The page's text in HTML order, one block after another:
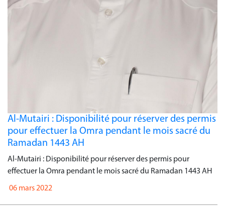
Al-Mutairi : Disponibilité pour réserver des permis
pour effectuer la Omra pendant le mois sacré du
Ramadan 1443 AH
Al-Mutairi : Disponibilité pour réserver des permis pour
effectuer la Omra pendant le mois sacré du Ramadan 1443 AH
06 mars 2022